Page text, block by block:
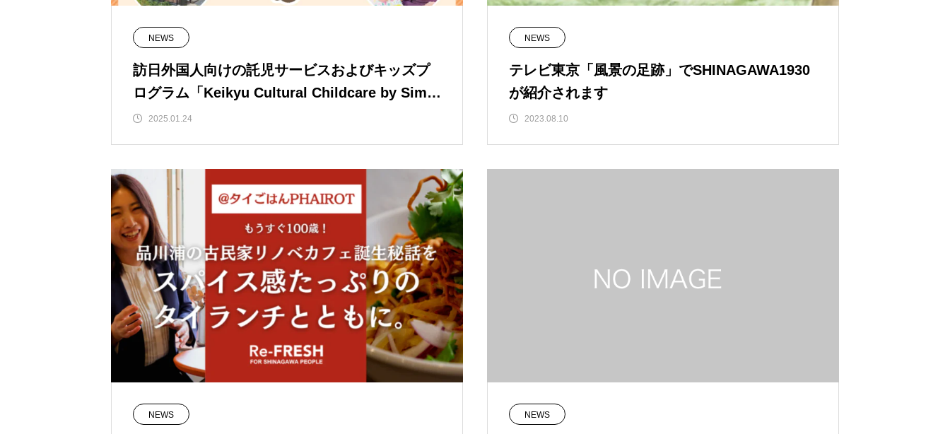
NEWS
訪日外国人向けの託児サービスおよびキッズプ
ログラム「Keikyu Cultural Childcare by Simpl
ee」を開始！
2025.01.24
NEWS
テレビ東京「風景の足跡」でSHINAGAWA1930
が紹介されます
2023.08.10
NEWS NEWS